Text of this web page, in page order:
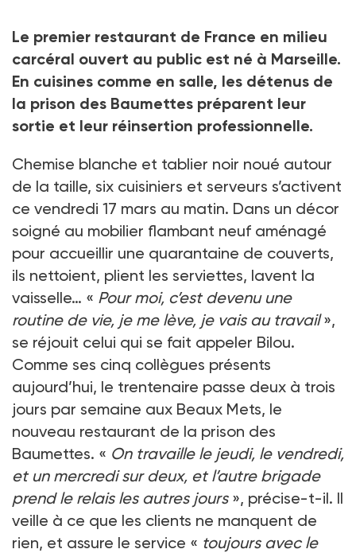
Le premier restaurant de France en milieu
carcéral ouvert au public est né à Marseille.
En cuisines comme en salle, les détenus de
la prison des Baumettes préparent leur
sortie et leur réinsertion professionnelle.
Chemise blanche et tablier noir noué autour
de la taille, six cuisiniers et serveurs s’activent
ce vendredi 17 mars au matin. Dans un décor
soigné au mobilier flambant neuf aménagé
pour accueillir une quarantaine de couverts,
ils nettoient, plient les serviettes, lavent la
vaisselle… « Pour moi, c’est devenu une
routine de vie, je me lève, je vais au travail»,
se réjouit celui qui se fait appeler Bilou.
Comme ses cinq collègues présents
aujourd’hui, le trentenaire passe deux à trois
jours par semaine aux Beaux Mets, le
nouveau restaurant de la prison des
Baumettes. « On travaille le jeudi, le vendredi,
et un mercredi sur deux, et l’autre brigade
prend le relais les autres jours», précise-t-il. Il
veille à ce que les clients ne manquent de
rien, et assure le service « toujours avec le